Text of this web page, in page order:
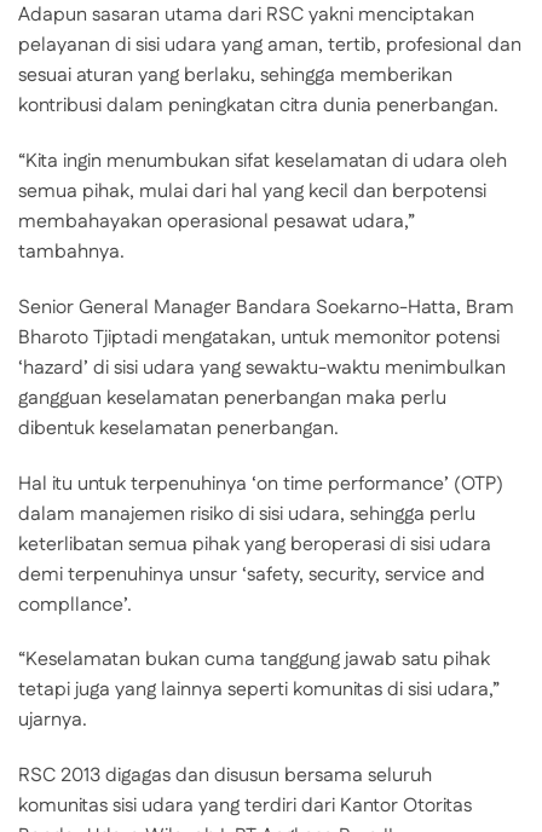
Adapun sasaran utama dari RSC yakni menciptakan
pelayanan di sisi udara yang aman, tertib, profesional dan
sesuai aturan yang berlaku, sehingga memberikan
kontribusi dalam peningkatan citra dunia penerbangan.
“Kita ingin menumbukan sifat keselamatan di udara oleh
semua pihak, mulai dari hal yang kecil dan berpotensi
membahayakan operasional pesawat udara,”
tambahnya.
Senior General Manager Bandara Soekarno-Hatta, Bram
Bharoto Tjiptadi mengatakan, untuk memonitor potensi
‘hazard’ di sisi udara yang sewaktu-waktu menimbulkan
gangguan keselamatan penerbangan maka perlu
dibentuk keselamatan penerbangan.
Hal itu untuk terpenuhinya ‘on time performance’ (OTP)
dalam manajemen risiko di sisi udara, sehingga perlu
keterlibatan semua pihak yang beroperasi di sisi udara
demi terpenuhinya unsur ‘safety, security, service and
compllance’.
“Keselamatan bukan cuma tanggung jawab satu pihak
tetapi juga yang lainnya seperti komunitas di sisi udara,”
ujarnya.
RSC 2013 digagas dan disusun bersama seluruh
komunitas sisi udara yang terdiri dari Kantor Otoritas